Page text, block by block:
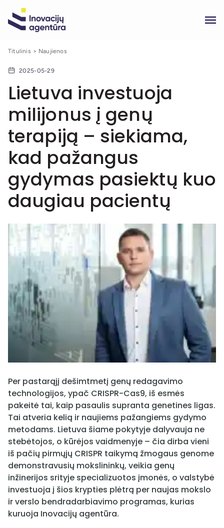
Titulinis Naujienos
2025-05-29
Lietuva investuoja
milijonus į genų
terapiją – siekiama,
kad pažangus
gydymas pasiektų kuo
daugiau pacientų
Per pastarąjį dešimtmetį genų redagavimo
technologijos, ypač CRISPR-Cas9, iš esmės
pakeitė tai, kaip pasaulis supranta genetines ligas.
Tai atveria kelią ir naujiems pažangiems gydymo
metodams. Lietuva šiame pokytyje dalyvauja ne
stebėtojos, o kūrėjos vaidmenyje – čia dirba vieni
iš pačių pirmųjų CRISPR taikymą žmogaus genome
demonstravusių mokslininkų, veikia genų
inžinerijos srityje specializuotos įmonės, o valstybė
investuoja į šios krypties plėtrą per naujas mokslo
ir verslo bendradarbiavimo programas, kurias
kuruoja Inovacijų agentūra.